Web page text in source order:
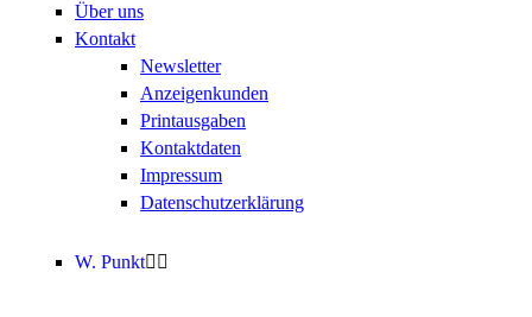
Über uns
Kontakt
Newsletter
Anzeigenkunden
Printausgaben
Kontaktdaten
Impressum
Datenschutzerklärung
W. Punkt